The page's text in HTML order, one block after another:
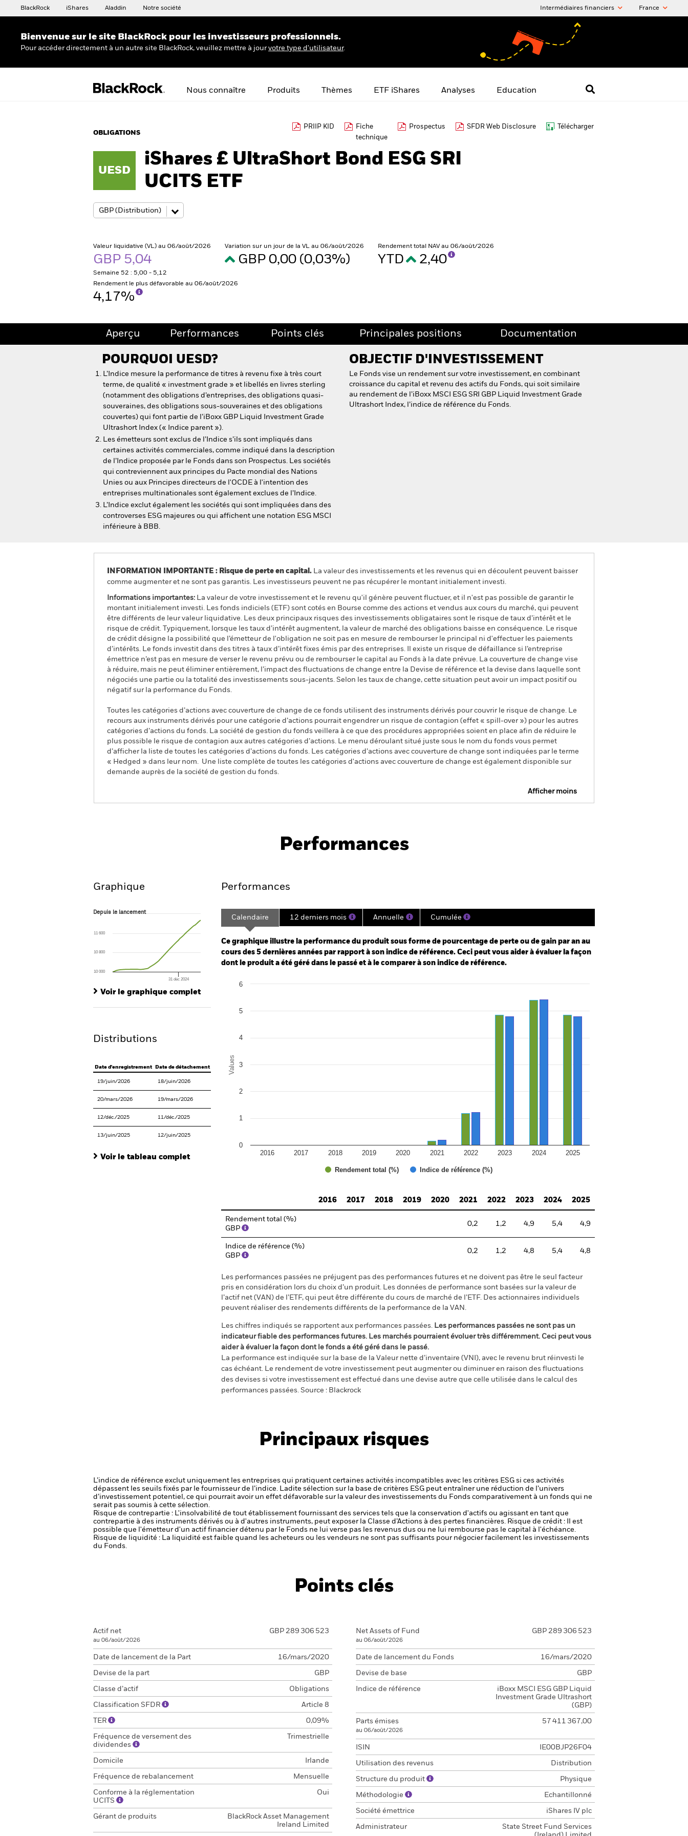
BlackRock iShares Aladdin Notre société Intermédiaires financiers France
Bienvenue sur le site BlackRock pour les investisseurs professionnels.
Pour accéder directement à un autre site BlackRock, veuillez mettre à jour votre type d'utilisateur.
Nous connaître Produits Thèmes ETF iShares Analyses Education
OBLIGATIONS
PRIIP KID
Fiche
technique
Prospectus SFDR Web Disclosure Télécharger
UESD
iShares £ UltraShort Bond ESG SRI
UCITS ETF
Valeur liquidative (VL) au 06/août/2026
GBP 5,04
Semaine 52 : 5,00 - 5,12
Variation sur un jour de la VL au 06/août/2026
GBP 0,00 (0,03%)
Rendement total NAV au 06/août/2026
YTD 2,40
Rendement le plus défavorable au 06/août/2026
4,17%
Aperçu Performances Points clés Principales positions Documentation
POURQUOI UESD?
L’Indice mesure la performance de titres à revenu fixe à très court
terme, de qualité « investment grade » et libellés en livres sterling
(notamment des obligations d’entreprises, des obligations quasi-
souveraines, des obligations sous-souveraines et des obligations
couvertes) qui font partie de l’iBoxx GBP Liquid Investment Grade
Ultrashort Index (« Indice parent »).
Les émetteurs sont exclus de l’Indice s’ils sont impliqués dans
certaines activités commerciales, comme indiqué dans la description
de l’Indice proposée par le Fonds dans son Prospectus. Les sociétés
qui contreviennent aux principes du Pacte mondial des Nations
Unies ou aux Principes directeurs de l'OCDE à l'intention des
entreprises multinationales sont également exclues de l’Indice.
L’Indice exclut également les sociétés qui sont impliquées dans des
controverses ESG majeures ou qui affichent une notation ESG MSCI
inférieure à BBB.
OBJECTIF D'INVESTISSEMENT
Le Fonds vise un rendement sur votre investissement, en combinant
croissance du capital et revenu des actifs du Fonds, qui soit similaire
au rendement de l’iBoxx MSCI ESG SRI GBP Liquid Investment Grade
Ultrashort Index, l’indice de référence du Fonds.
INFORMATION IMPORTANTE : Risque de perte en capital. La valeur des investissements et les revenus qui en découlent peuvent baisser
comme augmenter et ne sont pas garantis. Les investisseurs peuvent ne pas récupérer le montant initialement investi.
Informations importantes: La valeur de votre investissement et le revenu qu'il génère peuvent fluctuer, et il n'est pas possible de garantir le
montant initialement investi. Les fonds indiciels (ETF) sont cotés en Bourse comme des actions et vendus aux cours du marché, qui peuvent
être différents de leur valeur liquidative. Les deux principaux risques des investissements obligataires sont le risque de taux d’intérêt et le
risque de crédit. Typiquement, lorsque les taux d’intérêt augmentent, la valeur de marché des obligations baisse en conséquence. Le risque
de crédit désigne la possibilité que l’émetteur de l'obligation ne soit pas en mesure de rembourser le principal ni d'effectuer les paiements
d’intérêts. Le fonds investit dans des titres à taux d’intérêt fixes émis par des entreprises. Il existe un risque de défaillance si l’entreprise
émettrice n’est pas en mesure de verser le revenu prévu ou de rembourser le capital au Fonds à la date prévue. La couverture de change vise
à réduire, mais ne peut éliminer entièrement, l’impact des fluctuations de change entre la Devise de référence et la devise dans laquelle sont
négociés une partie ou la totalité des investissements sous-jacents. Selon les taux de change, cette situation peut avoir un impact positif ou
négatif sur la performance du Fonds.
Toutes les catégories d’actions avec couverture de change de ce fonds utilisent des instruments dérivés pour couvrir le risque de change. Le
recours aux instruments dérivés pour une catégorie d’actions pourrait engendrer un risque de contagion (effet « spill-over ») pour les autres
catégories d’actions du fonds. La société de gestion du fonds veillera à ce que des procédures appropriées soient en place afin de réduire le
plus possible le risque de contagion aux autres catégories d’actions. Le menu déroulant situé juste sous le nom du fonds vous permet
d’afficher la liste de toutes les catégories d’actions du fonds. Les catégories d’actions avec couverture de change sont indiquées par le terme
« Hedged » dans leur nom. Une liste complète de toutes les catégories d'actions avec couverture de change est également disponible sur
demande auprès de la société de gestion du fonds.
Afficher moins
Performances
Graphique
Depuis le lancement
The chart has 1 X axis displaying Time. Range: 2020-03-01 00:00:00 to 2026-08-06 00:00:00.
The chart has 1 Y axis displaying values. Range: 0 to 24.
Depuis le lancement
31 déc 2024
10 000
11 600
10 800
Voir le graphique complet
Distributions
Date d'enregistrement Date de détachement Date de paiement
19/juin/2026 18/juin/2026
20/mars/2026 19/mars/2026
12/déc./2025 11/déc./2025 24/déc./2025
13/juin/2025 12/juin/2025
Voir le tableau complet
Performances
Calendaire 12 derniers mois Annuelle Cumulée
Ce graphique illustre la performance du produit sous forme de pourcentage de perte ou de gain par an au
cours des 5 dernières années par rapport à son indice de référence. Ceci peut vous aider à évaluer la façon
dont le produit a été géré dans le passé et à le comparer à son indice de référence.
Chart
Bar chart with 2 data series.
Values
Rendement total (%) Indice de référence (%)
2016 2017 2018 2019 2020 2021 2022 2023 2024 2025
0
1
2
3
4
5
6
2016
2017 2018 2019 2020 2021 2022 2023 2024 2025
Rendement total (%)
GBP
0,2 1,2 4,9 5,4 4,9
Indice de référence (%)
GBP
0,2 1,2 4,8 5,4 4,8
Les performances passées ne préjugent pas des performances futures et ne doivent pas être le seul facteur
pris en considération lors du choix d’un produit. Les données de performance sont basées sur la valeur de
l’actif net (VAN) de l’ETF, qui peut être différente du cours de marché de l’ETF. Des actionnaires individuels
peuvent réaliser des rendements différents de la performance de la VAN.
Les chiffres indiqués se rapportent aux performances passées. Les performances passées ne sont pas un
indicateur fiable des performances futures. Les marchés pourraient évoluer très différemment. Ceci peut vous
aider à évaluer la façon dont le fonds a été géré dans le passé.
La performance est indiquée sur la base de la Valeur nette d’inventaire (VNI), avec le revenu brut réinvesti le
cas échéant. Le rendement de votre investissement peut augmenter ou diminuer en raison des fluctuations
des devises si votre investissement est effectué dans une devise autre que celle utilisée dans le calcul des
performances passées. Source : Blackrock
Principaux risques
L’indice de référence exclut uniquement les entreprises qui pratiquent certaines activités incompatibles avec les critères ESG si ces activités
dépassent les seuils fixés par le fournisseur de l’indice. Ladite sélection sur la base de critères ESG peut entraîner une réduction de l’univers
d’investissement potentiel, ce qui pourrait avoir un effet défavorable sur la valeur des investissements du Fonds comparativement à un fonds qui ne
serait pas soumis à cette sélection.
Risque de contrepartie : L'insolvabilité de tout établissement fournissant des services tels que la conservation d'actifs ou agissant en tant que
contrepartie à des instruments dérivés ou à d'autres instruments, peut exposer la Classe d’Actions à des pertes financières. Risque de crédit : Il est
possible que l'émetteur d'un actif financier détenu par le Fonds ne lui verse pas les revenus dus ou ne lui rembourse pas le capital à l'échéance.
Risque de liquidité : La liquidité est faible quand les acheteurs ou les vendeurs ne sont pas suffisants pour négocier facilement les investissements
du Fonds.
Points clés
Actif net
au 06/août/2026
GBP 289 306 523
Date de lancement de la Part 16/mars/2020
Devise de la part GBP
Classe d’actif Obligations
Classification SFDR Article 8
TER 0,09%
Fréquence de versement des
dividendes
Trimestrielle
Domicile Irlande
Fréquence de rebalancement Mensuelle
Conforme à la réglementation
UCITS
Oui
Gérant de produits
BlackRock Asset Management
Ireland Limited
Net Assets of Fund
au 06/août/2026
GBP 289 306 523
Date de lancement du Fonds 16/mars/2020
Devise de base GBP
Indice de référence
iBoxx MSCI ESG GBP Liquid
Investment Grade Ultrashort
(GBP)
Parts émises
au 06/août/2026
57 411 367,00
ISIN IE00BJP26F04
Utilisation des revenus Distribution
Structure du produit Physique
Méthodologie Echantillonné
Société émettrice iShares IV plc
Administrateur
State Street Fund Services